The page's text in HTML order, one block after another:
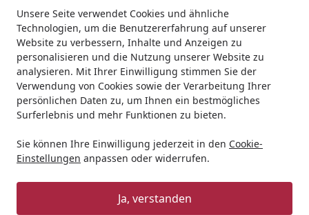
Unsere Seite verwendet Cookies und ähnliche
Technologien, um die Benutzererfahrung auf unserer
Website zu verbessern, Inhalte und Anzeigen zu
personalisieren und die Nutzung unserer Website zu
analysieren. Mit Ihrer Einwilligung stimmen Sie der
Verwendung von Cookies sowie der Verarbeitung Ihrer
persönlichen Daten zu, um Ihnen ein bestmögliches
Surferlebnis und mehr Funktionen zu bieten.
Sie können Ihre Einwilligung jederzeit in den Cookie-
Einstellungen anpassen oder widerrufen.
Ja, verstanden
Suchen
Startseite
Hund Hundenassfutter RINTI RINTI Singlefleisch
RINTI Singlefleisch Exclusive 800g
Dose Hundenassfutter Singlefleisch
Ente PUR